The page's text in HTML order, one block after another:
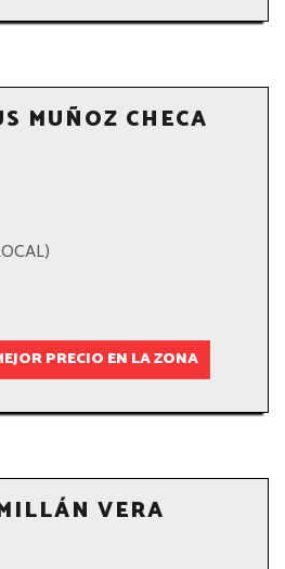
MUÑOZ CHECA
PRECIO EN LA ZONA
VERA